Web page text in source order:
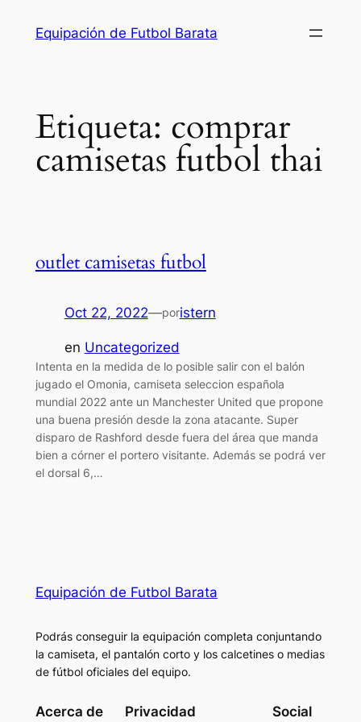
Equipación de Futbol Barata
Etiqueta: comprar
camisetas futbol thai
outlet camisetas futbol
Oct 22, 2022—poristern
en Uncategorized
Intenta en la medida de lo posible salir con el balón
jugado el Omonia, camiseta seleccion española
mundial 2022 ante un Manchester United que propone
una buena presión desde la zona atacante. Super
disparo de Rashford desde fuera del área que manda
bien a córner el portero visitante. Además se podrá ver
el dorsal 6,…
Equipación de Futbol Barata
Podrás conseguir la equipación completa conjuntando
la camiseta, el pantalón corto y los calcetines o medias
de fútbol oficiales del equipo.
Acerca de Privacidad Social